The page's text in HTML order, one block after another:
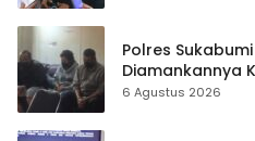
Polres
Diamankannya
Kasus Sabu
6 Agustus 2026